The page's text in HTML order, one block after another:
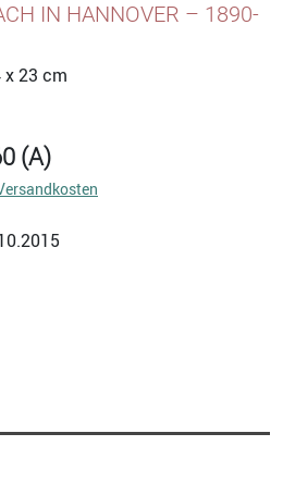
IN HANNOVER – 1890-
x 23 cm
(A)